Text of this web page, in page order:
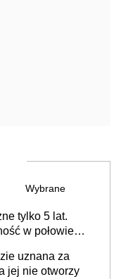
Wybrane
tylko 5 lat.
w połowie
uznana za
jej nie otworzy